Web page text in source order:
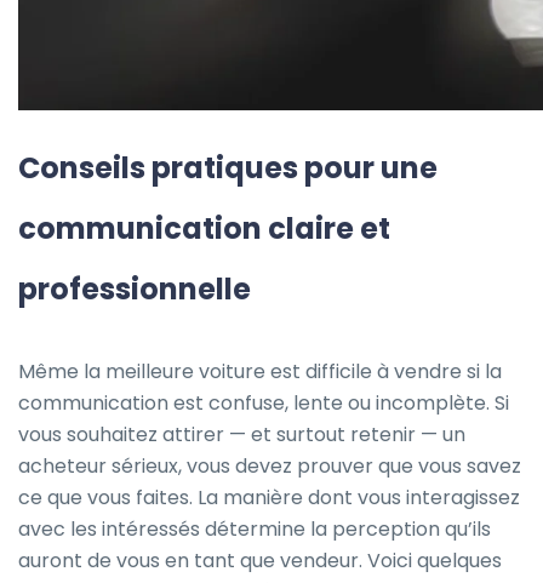
Conseils pratiques pour une
communication claire et
professionnelle
Même la meilleure voiture est difficile à vendre si la
communication est confuse, lente ou incomplète. Si
vous souhaitez attirer — et surtout retenir — un
acheteur sérieux, vous devez prouver que vous savez
ce que vous faites. La manière dont vous interagissez
avec les intéressés détermine la perception qu’ils
auront de vous en tant que vendeur. Voici quelques